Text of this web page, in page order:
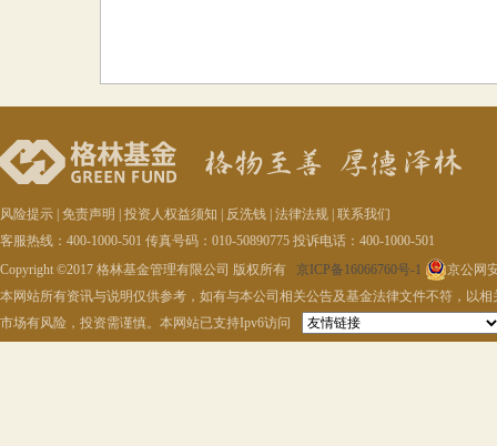
风险提示 免责声明 投资人权益须知 反洗钱 法律法规 联系我们
客服热线：400-1000-501 传真号码：010-50890775 投诉电话：400-1000-501
Copyright ©2017 格林基金管理有限公司 版权所有 京ICP备16066760号-1
京公网
本网站所有资讯与说明仅供参考，如有与本公司相关公告及基金法律文件不符，以
市场有风险，投资需谨慎。本网站已支持Ipv6访问